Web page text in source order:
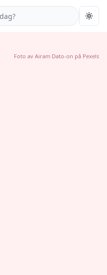
Foto av Airam Dato-on på Pexels